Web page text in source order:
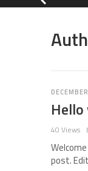
40 Views
post.